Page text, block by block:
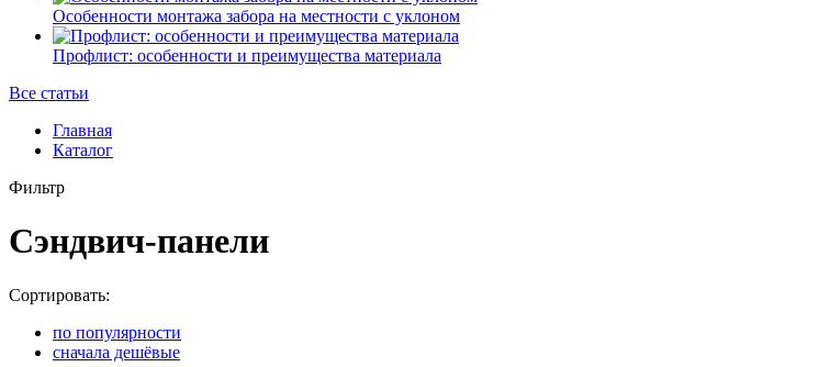
Особенности монтажа забора на местности с уклоном
Профлист: особенности и преимущества материала
Все статьи
Главная
Каталог
Фильтр
Сэндвич-панели
Сортировать:
по популярности
сначала дешёвые